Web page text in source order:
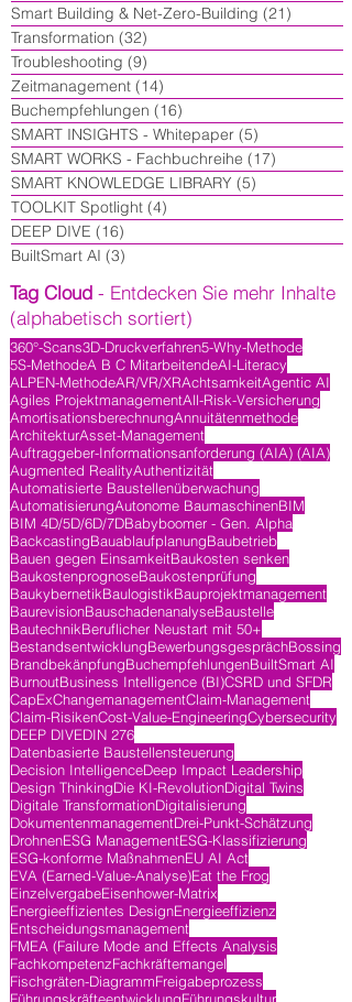
Smart Building & Net-Zero-Building (21)
Transformation (32)
Troubleshooting (9)
Zeitmanagement (14)
Buchempfehlungen (16)
SMART INSIGHTS - Whitepaper (5)
SMART WORKS - Fachbuchreihe (17)
SMART KNOWLEDGE LIBRARY (5)
TOOLKIT Spotlight (4)
DEEP DIVE (16)
BuiltSmart AI (3)
Tag Cloud - Entdecken Sie mehr Inhalte
(alphabetisch sortiert)
360°-Scans3D-Druckverfahren5-Why-Methode
5S-MethodeA B C MitarbeitendeAI-Literacy
ALPEN-MethodeAR/VR/XRAchtsamkeitAgentic AI
Agiles ProjektmanagementAll-Risk-Versicherung
AmortisationsberechnungAnnuitätenmethode
ArchitekturAsset-Management
Auftraggeber-Informationsanforderung (AIA) (AIA)
Augmented RealityAuthentizität
Automatisierte Baustellenüberwachung
AutomatisierungAutonome BaumaschinenBIM
BIM 4D/5D/6D/7DBabyboomer - Gen. Alpha
BackcastingBauablaufplanungBaubetrieb
Bauen gegen EinsamkeitBaukosten senken
BaukostenprognoseBaukostenprüfung
BaukybernetikBaulogistikBauprojektmanagement
BaurevisionBauschadenanalyseBaustelle
BautechnikBeruflicher Neustart mit 50+
BestandsentwicklungBewerbungsgesprächBossing
BrandbekänpfungBuchempfehlungenBuiltSmart AI
BurnoutBusiness Intelligence (BI)CSRD und SFDR
CapExChangemanagementClaim-Management
Claim-RisikenCost-Value-EngineeringCybersecurity
DEEP DIVEDIN 276
Datenbasierte Baustellensteuerung
Decision IntelligenceDeep Impact Leadership
Design ThinkingDie KI-RevolutionDigital Twins
Digitale TransformationDigitalisierung
DokumentenmanagementDrei-Punkt-Schätzung
DrohnenESG ManagementESG-Klassifizierung
ESG-konforme MaßnahmenEU AI Act
EVA (Earned-Value-Analyse)Eat the Frog
EinzelvergabeEisenhower-Matrix
Energieeffizientes DesignEnergieeffizienz
Entscheidungsmanagement
FMEA (Failure Mode and Effects Analysis
FachkompetenzFachkräftemangel
Fischgräten-DiagrammFreigabeprozess